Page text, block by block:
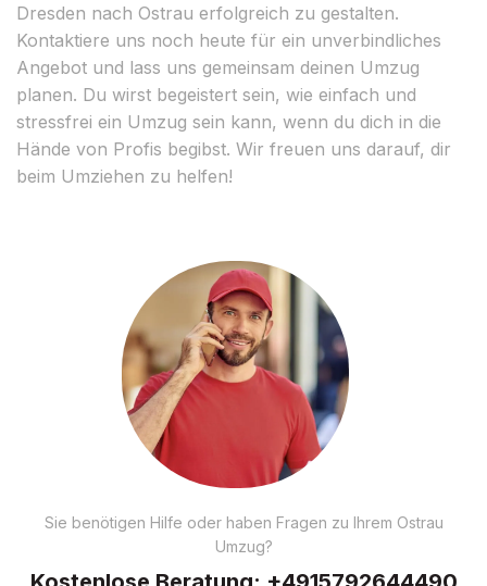
Dresden nach Ostrau erfolgreich zu gestalten.
Kontaktiere uns noch heute für ein unverbindliches
Angebot und lass uns gemeinsam deinen Umzug
planen. Du wirst begeistert sein, wie einfach und
stressfrei ein Umzug sein kann, wenn du dich in die
Hände von Profis begibst. Wir freuen uns darauf, dir
beim Umziehen zu helfen!
Sie benötigen Hilfe oder haben Fragen zu Ihrem Ostrau
Umzug?